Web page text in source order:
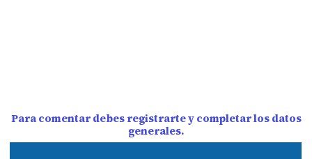
Para comentar debes registrarte y completar los datos
generales.